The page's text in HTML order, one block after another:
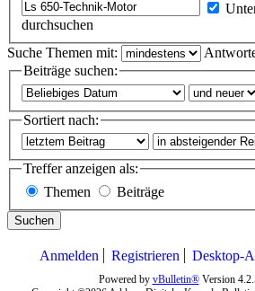
durchsuchen
Suche Themen mit:
Beiträge suchen:
Sortiert nach:
Treffer anzeigen als:
Themen
Beiträge
Suchen
Anmelden Registrieren Desktop-
Powered by vBulletin®Version